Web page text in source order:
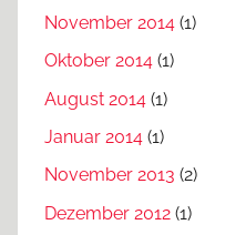
November 2014 (1)
Oktober 2014 (1)
August 2014 (1)
Januar 2014 (1)
November 2013 (2)
Dezember 2012 (1)